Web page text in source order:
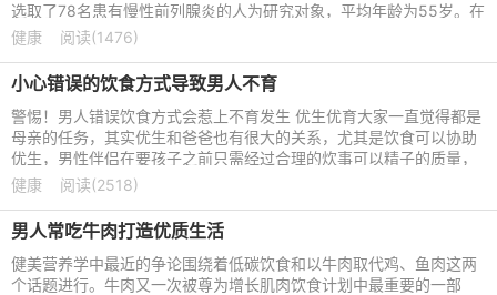
选取了78名患有慢性前列腺炎的人为研究对象，平均年龄为55岁。在
为期一年的常规治疗中
健康 阅读(1476)
小心错误的饮食方式导致男人不育
警惕！男人错误饮食方式会惹上不育发生 优生优育大家一直觉得都是
母亲的任务，其实优生和爸爸也有很大的关系，尤其是饮食可以协助
优生，男性伴侣在要孩子之前只需经过合理的炊事可以精子的质量，
精子的质量直接影响着
健康 阅读(2518)
男人常吃牛肉打造优质生活
健美营养学中最近的争论围绕着低碳饮食和以牛肉取代鸡、鱼肉这两
个话题进行。牛肉又一次被尊为增长肌肉饮食计划中最重要的一部